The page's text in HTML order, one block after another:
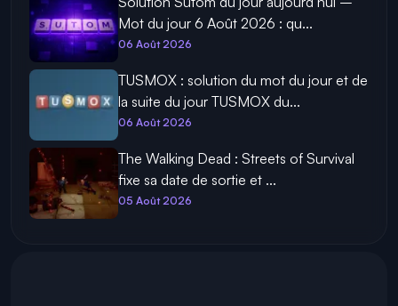
Mot du jour 6 Août 2026 : qu...
06 Août 2026
TUSMOX : solution du mot du jour et de
la suite du jour TUSMOX du...
06 Août 2026
The Walking Dead : Streets of Survival
fixe sa date de sortie et ...
05 Août 2026